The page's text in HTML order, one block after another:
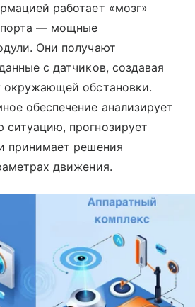
работает «мозг»
— мощные
Они получают
с датчиков, создавая
окружающей обстановки.
обеспечение анализирует
прогнозирует
принимает решения
движения.